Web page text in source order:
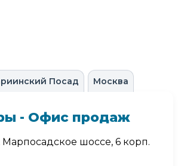
Посад Москва
- Офис продаж
Марпосадское шоссе, 6 корп.